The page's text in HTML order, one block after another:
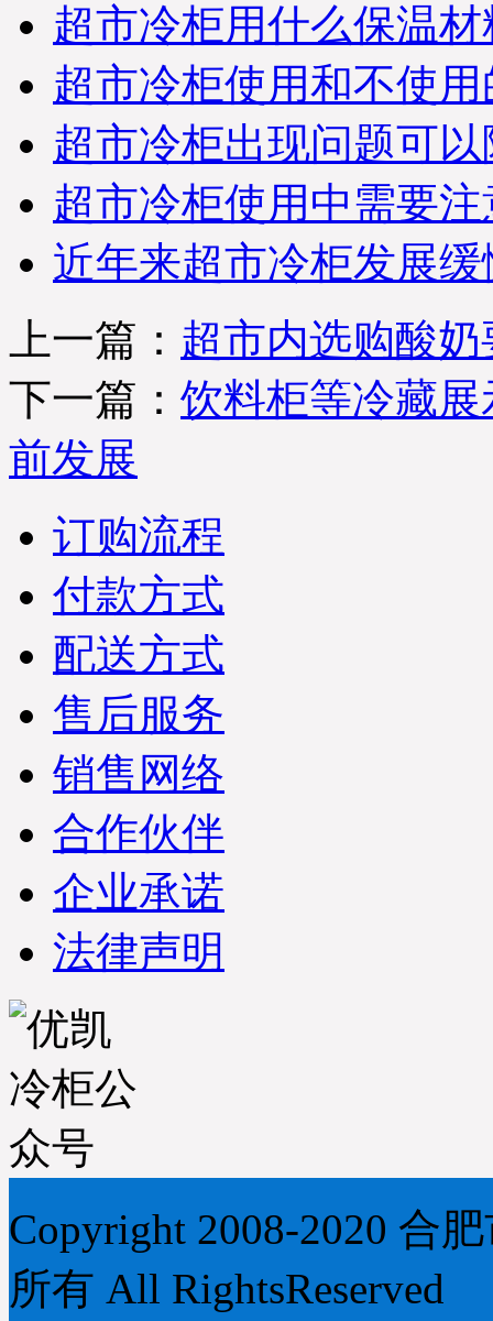
超市冷柜用什么保温材
超市冷柜使用和不使
超市冷柜出现问题可
超市冷柜使用中需要
近年来超市冷柜发展缓
上一篇： 超市内选购酸
下一篇： 饮料柜等冷藏
前发展
订购流程
付款方式
配送方式
售后服务
销售网络
合作伙伴
企业承诺
法律声明
Copyright 2008-2020 合
所有 All RightsReserved